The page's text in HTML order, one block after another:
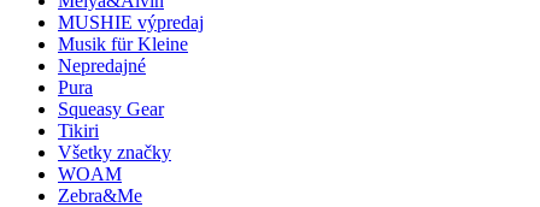
MUSHIE výpredaj
Musik für Kleine
Nepredajné
Pura
Squeasy Gear
Tikiri
Všetky značky
WOAM
Zebra&Me